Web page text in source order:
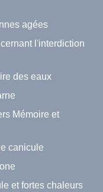
agées
l'interdiction
des eaux
Mémoire et
canicule
et fortes chaleurs